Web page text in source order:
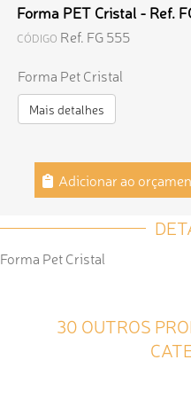
Forma PET Cristal - Ref.
CÓDIGO Ref. FG 555
Forma Pet Cristal
Mais detalhes
Adicionar ao
Forma Pet Cristal
30 OUTROS